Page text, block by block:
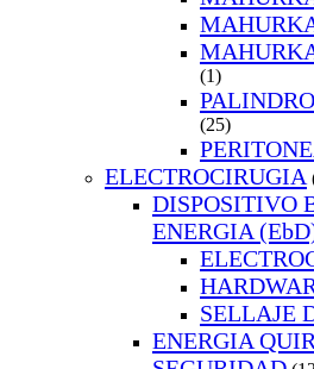
(1)
(25)
ELECTROCIRUGIA
DISPOSITIVO
ENERGIA
SELLAJE
ENERGIA